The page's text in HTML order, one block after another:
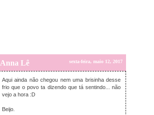
Anna Lê sexta-feira, maio 12, 2017
Aqui ainda não chegou nem uma brisinha desse
frio que o povo ta dizendo que tá sentindo... não
vejo a hora :D
Beijo.